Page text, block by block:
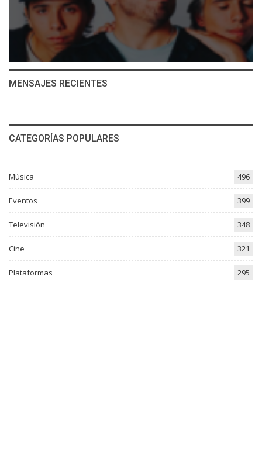
MENSAJES RECIENTES
CATEGORÍAS POPULARES
Música 496
Eventos 399
Televisión 348
Cine 321
Plataformas 295